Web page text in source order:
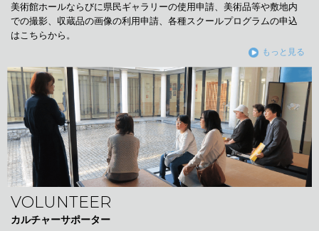
美術館ホールならびに県民ギャラリーの使用申請、美術品等や敷地内
での撮影、収蔵品の画像の利用申請、各種スクールプログラムの申込
はこちらから。
もっと見る
VOLUNTEER
カルチャーサポーター